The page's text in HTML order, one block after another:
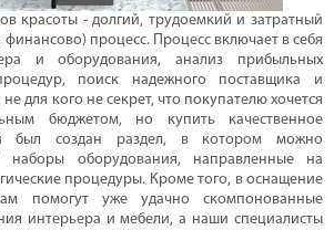
красоты - долгий, трудоемкий и затратный
процесс. Процесс включает в себя
и оборудования, анализ прибыльных
поиск надежного поставщика и
для кого не секрет, что покупателю хочется
бюджетом, но купить качественное
был создан раздел, в котором можно
наборы оборудования, направленные на
процедуры. Кроме того, в оснащение
помогут уже удачно скомпонованные
интерьера и мебели, а наши специалисты